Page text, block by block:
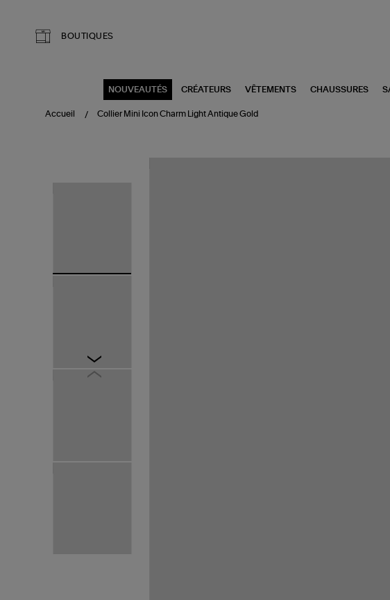
BOUTIQUES
NOUVEAUTÉS CRÉATEURS VÊTEMENTS CHAUSSURES
Accueil Collier Mini Icon Charm Light Antique Gold